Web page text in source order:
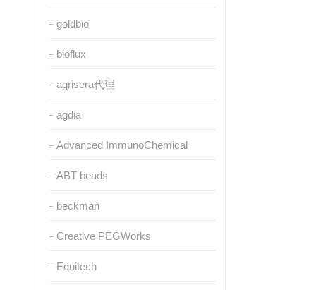
goldbio
bioflux
agrisera代理
agdia
Advanced ImmunoChemical
ABT beads
beckman
Creative PEGWorks
Equitech